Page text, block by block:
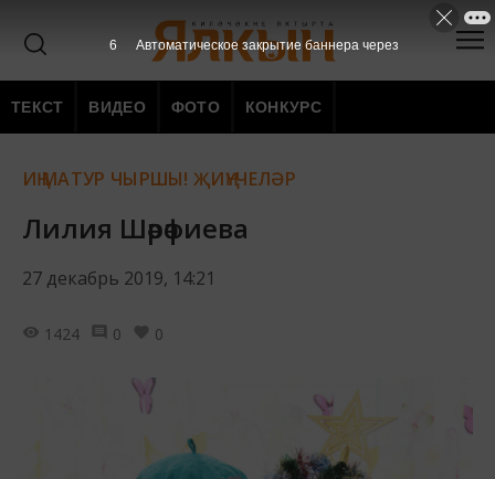
ТЕКСТ ВИДЕО ФОТО КОНКУРС
ИҢ МАТУР ЧЫРШЫ! ҖИҢҮЧЕЛӘР
Лилия Шәрәфиева
27 декабрь 2019, 14:21
1424 0 0
5 Автоматическое закрытие баннера через